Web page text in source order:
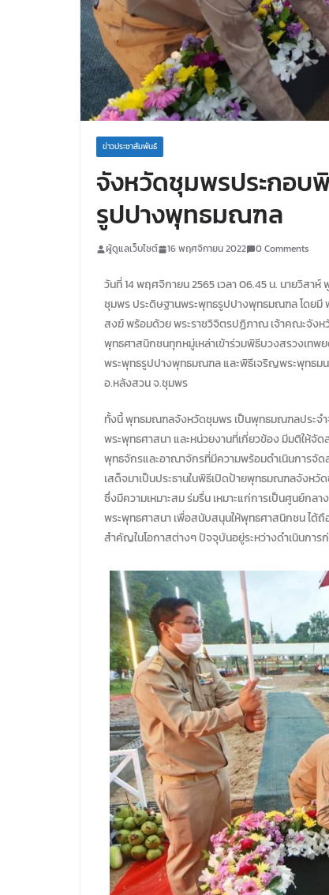
ข่าวประชาสัมพันธ์
จังหวัดชุมพรประกอบ
รูปปางพุทธมณฑล
ผู้ดูแลเว็บไซต์ 16 พฤศจิกายน 2022 0 Comments
วันที่ 14 พฤศจิกายน 2565 เวลา 06.45 น. นายวิส
ชุมพร ประดิษฐานพระพุทธรูปปางพุทธมณฑล โดยมี
สงฆ์ พร้อมด้วย พระราชวิจิตรปฏิภาณ เจ้าคณะจัง
พุทธศาสนิกชนทุกหมู่เหล่าเข้าร่วมพิธีบวงสรวงเ
พระพุทธรูปปางพุทธมณฑล และพิธีเจริญพระพุทธม
อ.หลังสวน จ.ชุมพร
ทั้งนี้ พุทธมณฑลจังหวัดชุมพร เป็นพุทธมณฑลประจ
พระพุทธศาสนา และหน่วยงานที่เกี่ยวข้อง มีมติให้
พุทธจักรและอาณาจักรที่มีความพร้อมดำเนินการจั
เสด็จมาเป็นประธานในพิธีเปิดป้ายพุทธมณฑลจังหวั
ซึ่งมีความเหมาะสม ร่มรื่น เหมาะแก่การเป็นศูนย์ก
พระพุทธศาสนา เพื่อสนับสนุนให้พุทธศาสนิกชน ได้
สำคัญในโอกาสต่างๆ ปัจจุบันอยู่ระหว่างดำเนินการ